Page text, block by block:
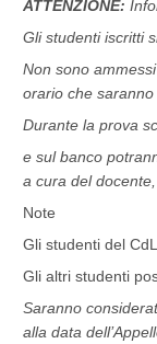
ATTENZIONE:
Gli studenti iscritti
Non sono
orario che
Durante la prova
e sul banco
a cura del
Note
Gli studenti del
Gli altri studenti
Saranno
alla data